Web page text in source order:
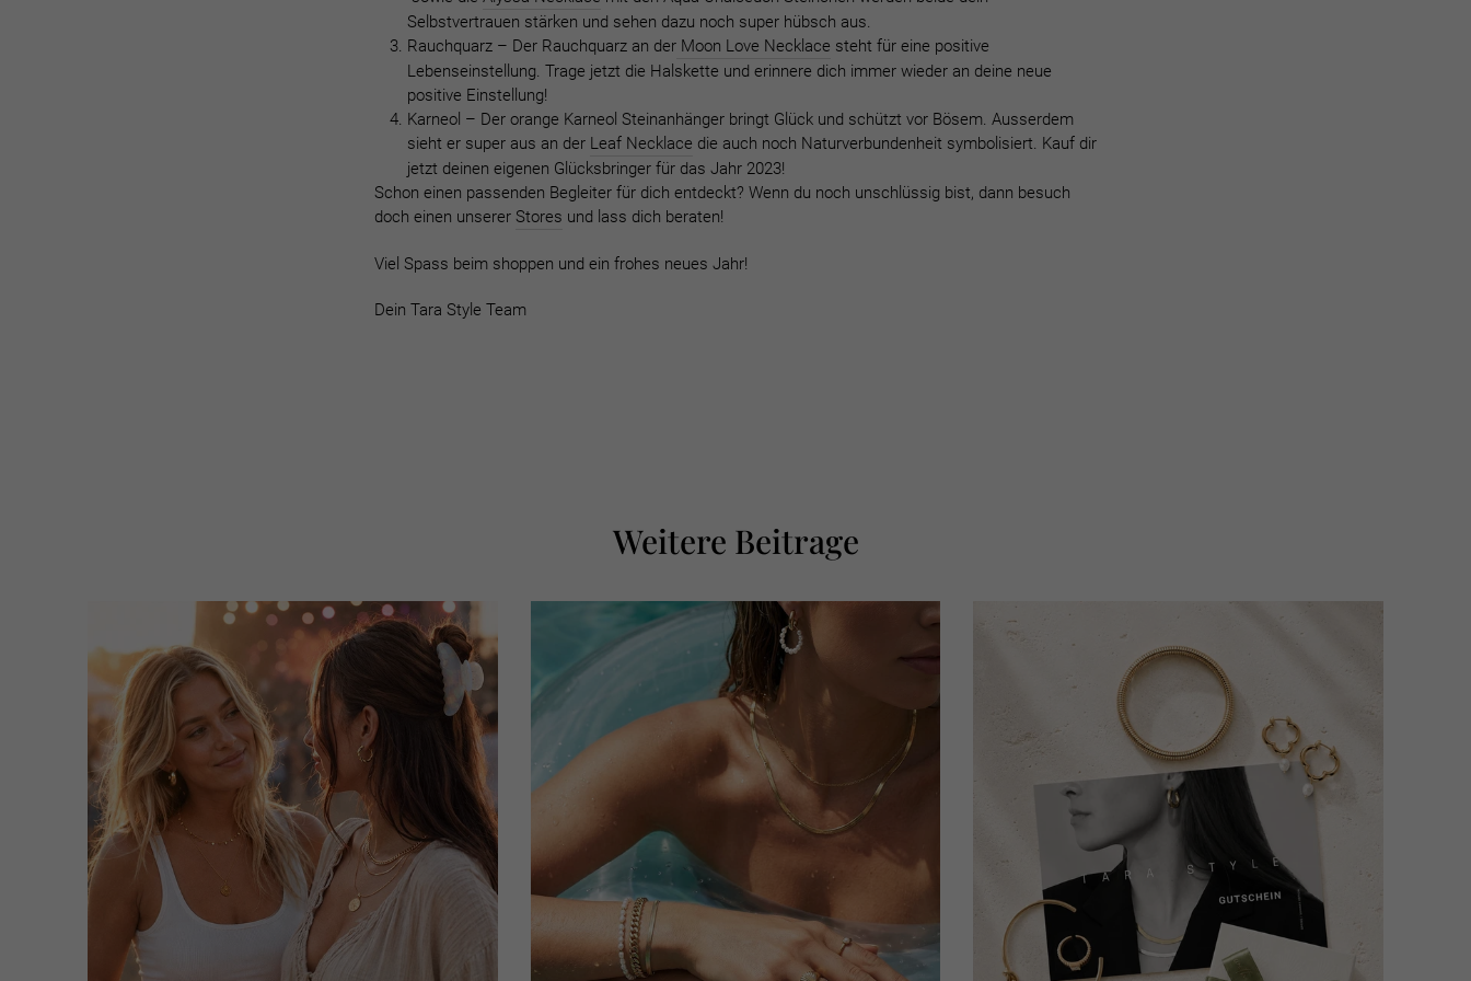
Selbstvertrauen stärken und sehen dazu noch super hübsch aus.
Rauchquarz – Der Rauchquarz an der Moon Love Necklace steht für eine positive
Lebenseinstellung. Trage jetzt die Halskette und erinnere dich immer wieder an deine neue
positive Einstellung!
Karneol – Der orange Karneol Steinanhänger bringt Glück und schützt vor Bösem. Ausserdem
sieht er super aus an der Leaf Necklace die auch noch Naturverbundenheit symbolisiert. Kauf dir
jetzt deinen eigenen Glücksbringer für das Jahr 2023!
Schon einen passenden Begleiter für dich entdeckt? Wenn du noch unschlüssig bist, dann besuch
doch einen unserer Stores und lass dich beraten!
Viel Spass beim shoppen und ein frohes neues Jahr!
Dein Tara Style Team
Weitere Beitrage